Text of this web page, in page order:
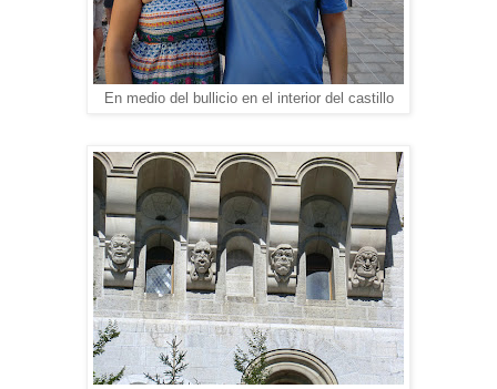
En medio del bullicio en el interior del castillo